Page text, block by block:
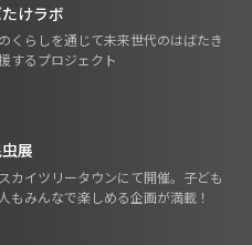
けラボ
くらしを通じて未来世代のはばたき
するプロジェクト
展
カイツリータウンにて開催。子ども
もみんなで楽しめる企画が満載！